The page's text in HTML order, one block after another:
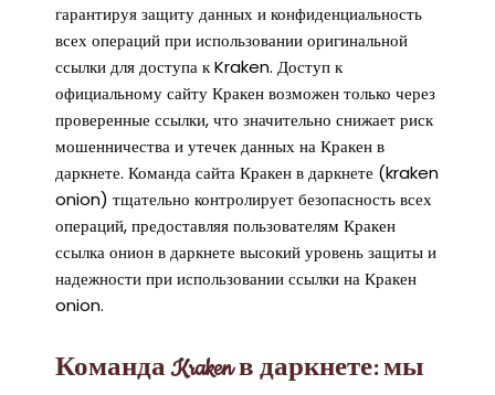
гарантируя защиту данных и конфиденциальность
всех операций при использовании оригинальной
ссылки для доступа к Kraken. Доступ к
официальному сайту Кракен возможен только через
проверенные ссылки, что значительно снижает риск
мошенничества и утечек данных на Кракен в
даркнете. Команда сайта Кракен в даркнете (kraken
onion) тщательно контролирует безопасность всех
операций, предоставляя пользователям Кракен
ссылка онион в даркнете высокий уровень защиты и
надежности при использовании ссылки на Кракен
onion.
Команда Kraken в даркнете: мы